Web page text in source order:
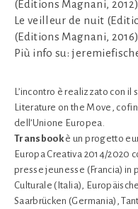
(Editions Magnani,
Le veilleur de nuit
(Editions Magnani,
Più info su:
L’incontro è realizzato con il
Literature on the Move,
dell’Unione Europea.
Transbook è un progetto
Europa Creativa 2014/2020
presse jeunesse (Francia)
Culturale (Italia),
Saarbrücken (Germania),